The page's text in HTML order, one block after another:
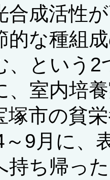
合成活性
的な種組
、という2
、室内培
塚市の貧
～9月に、
持ち帰っ